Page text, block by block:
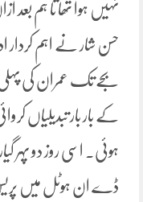
نہیں ہوا تھا تا ہم بعد
حسن شار نے اہم
بجے تک عمران کی
ہوئی۔ اسی روز دو پہر
ڈے ان ہوٹل میں